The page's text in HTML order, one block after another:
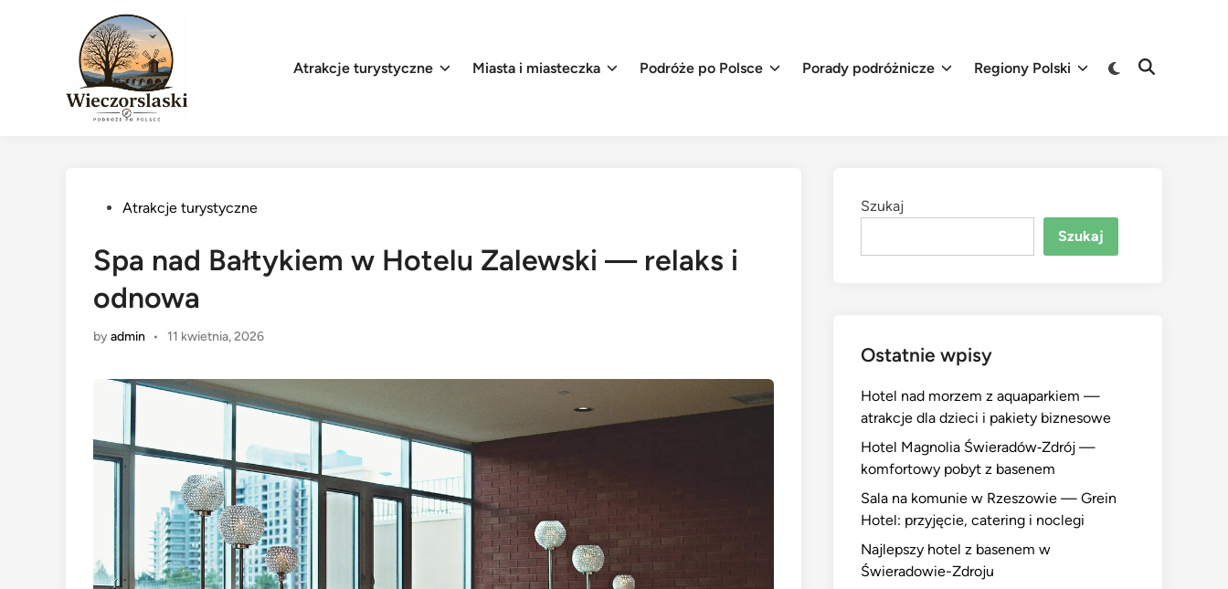
Atrakcje turystyczne
Miasta i miasteczka Podróże po Polsce Porady podróżnicze Regiony Polski
Switch
Open
PostedAtrakcje turystyczne
Spa nad Bałtykiem w Hotelu Zalewski — relaks i
odnowa
byadmin • 11 kwietnia, 2026
Szukaj
Szukaj
Ostatnie wpisy
Hotel nad morzem z aquaparkiem —
atrakcje dla dzieci i pakiety biznesowe
Hotel Magnolia Świeradów‑Zdrój —
komfortowy pobyt z basenem
Sala na komunie w Rzeszowie — Grein
Hotel: przyjęcie, catering i noclegi
Najlepszy hotel z basenem w
Świeradowie-Zdroju